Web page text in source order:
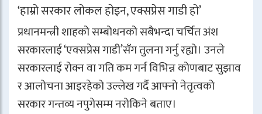
‘हाम्रो सरकार लोकल होइन, एक्सप्रेस गाडी हो’
प्रधानमन्त्री शाहको सम्बोधनको सबैभन्दा चर्चित अंश
सरकारलाई ‘एक्सप्रेस गाडी’सँग तुलना गर्नु रह्यो। उनले
सरकारलाई रोक्न वा गति कम गर्न विभिन्न कोणबाट सुझाव
र आलोचना आइरहेको उल्लेख गर्दै आफ्नो नेतृत्वको
सरकार गन्तव्य नपुगेसम्म नरोकिने बताए।